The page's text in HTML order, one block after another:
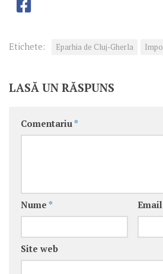
Etichete: Eparhia de Cluj-Gherla
LASĂ UN RĂSPUNS
Comentariu *
Nume * Email
Site web